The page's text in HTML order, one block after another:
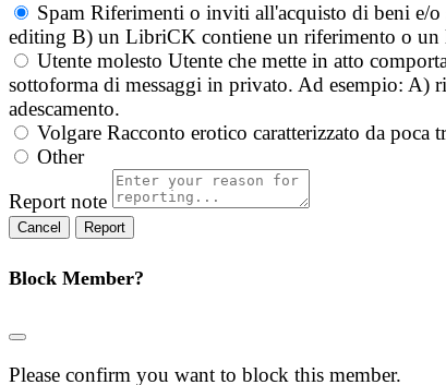
Spam Riferimenti o inviti all'acquisto di beni e/o
editing B) un LibriCK contiene un riferimento o un
Utente molesto Utente che mette in atto
sottoforma di messaggi in privato. Ad esempio: A)
adescamento.
Volgare Racconto erotico caratterizzato da poca
Other
Report note
Report
Block Member?
Please confirm you want to block this member.